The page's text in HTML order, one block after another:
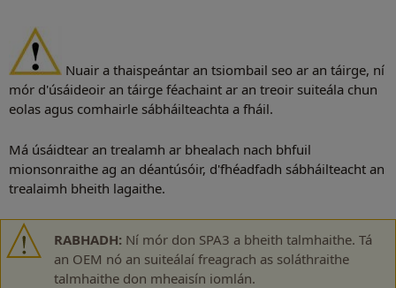
Nuair a thaispeántar an tsiombail seo ar an táirge, ní
mór d'úsáideoir an táirge féachaint ar an treoir suiteála chun
eolas agus comhairle sábháilteachta a fháil.
Má úsáidtear an trealamh ar bhealach nach bhfuil
mionsonraithe ag an déantúsóir, d'fhéadfadh sábháilteacht an
trealaimh bheith lagaithe.
RABHADH: Ní mór don SPA3 a bheith talmhaithe. Tá
an OEM nó an suiteálaí freagrach as soláthraithe
talmhaithe don mheaisín iomlán.